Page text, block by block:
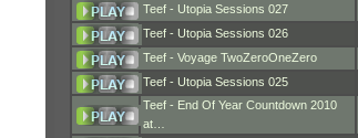
Teef - Utopia Sessions 027
Teef - Utopia Sessions 026
Teef - Voyage TwoZeroOneZero
Teef - Utopia Sessions 025
Teef - End Of Year Countdown 2010
at…